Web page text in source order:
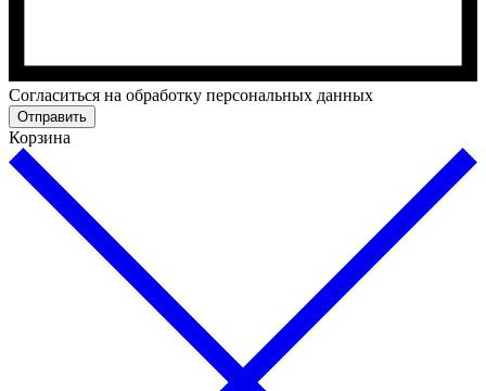
Cогласиться на обработку персональных данных
Отправить
Корзина